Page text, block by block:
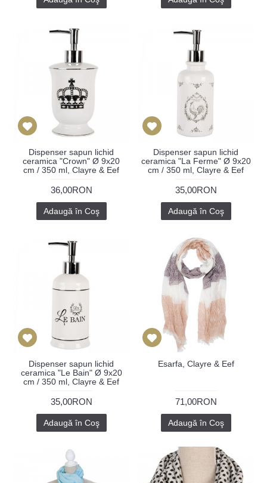
Dispenser sapun lichid
ceramica "Crown" Ø 9x20
cm / 350 ml, Clayre & Eef
36,00RON
Adaugă în Coş
Dispenser sapun lichid
ceramica "La Ferme" Ø 9x20
cm / 350 ml, Clayre & Eef
35,00RON
Adaugă în Coş
Dispenser sapun lichid
ceramica "Le Bain" Ø 9x20
cm / 350 ml, Clayre & Eef
35,00RON
Adaugă în Coş
Esarfa, Clayre & Eef
71,00RON
Adaugă în Coş